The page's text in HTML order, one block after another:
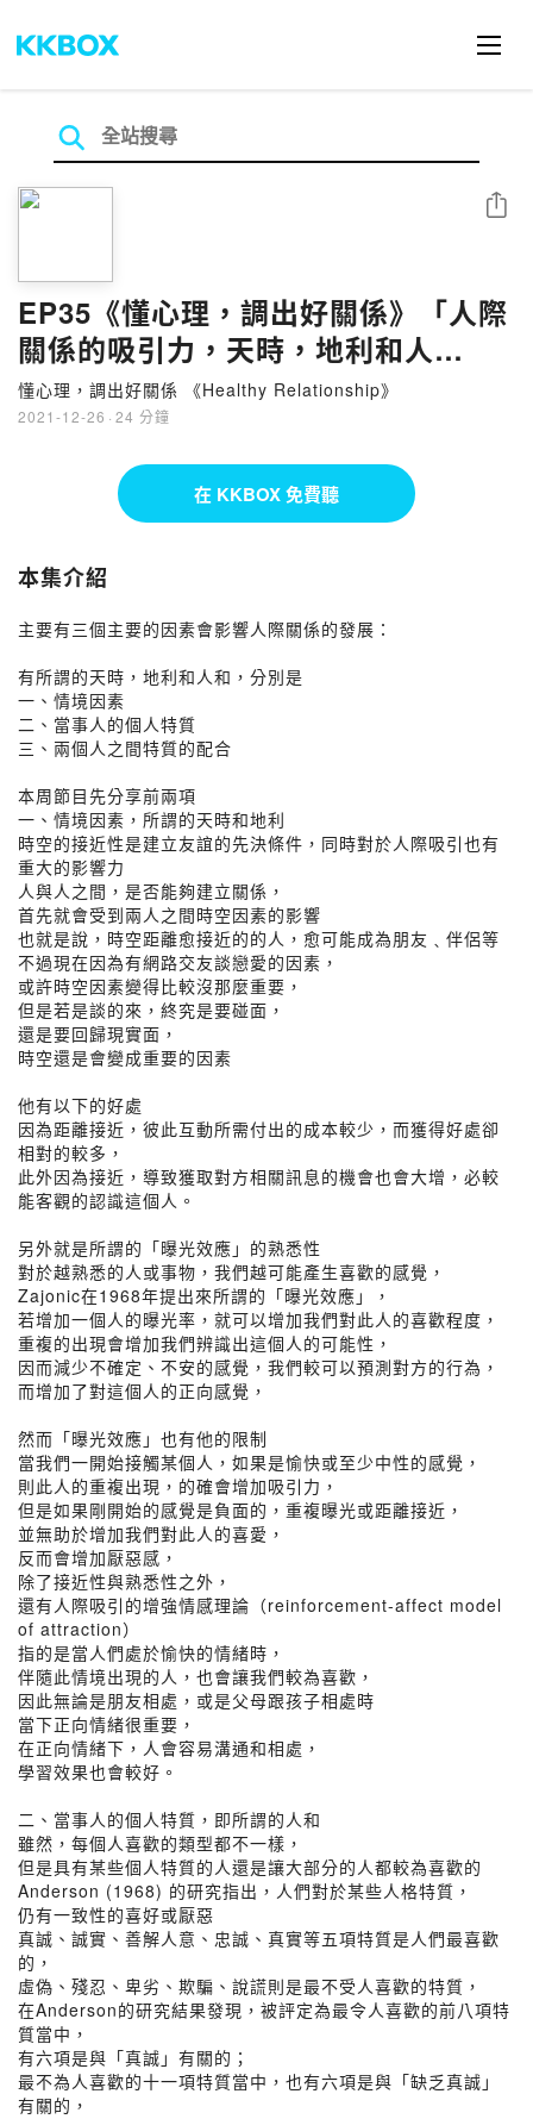
EP35《懂心理，調出好關係》「人際
關係的吸引力，天時，地利和人
和!!!」by 姜尚文心理師
懂心理，調出好關係 《Healthy Relationship》
2021-12-26 · 24 分鐘
分享
在 KKBOX 免費聽
本集介紹
主要有三個主要的因素會影響人際關係的發展：
有所謂的天時，地利和人和，分別是
一、情境因素
二、當事人的個人特質
三、兩個人之間特質的配合
本周節目先分享前兩項
一、情境因素，所謂的天時和地利
時空的接近性是建立友誼的先決條件，同時對於人際吸引也有
重大的影響力
人與人之間，是否能夠建立關係，
首先就會受到兩人之間時空因素的影響
也就是說，時空距離愈接近的的人，愈可能成為朋友﹑伴侶等
不過現在因為有網路交友談戀愛的因素，
或許時空因素變得比較沒那麼重要，
但是若是談的來，終究是要碰面，
還是要回歸現實面，
時空還是會變成重要的因素
他有以下的好處
因為距離接近，彼此互動所需付出的成本較少，而獲得好處卻
相對的較多，
此外因為接近，導致獲取對方相關訊息的機會也會大增，必較
能客觀的認識這個人。
另外就是所謂的「曝光效應」的熟悉性
對於越熟悉的人或事物，我們越可能產生喜歡的感覺，
Zajonic在1968年提出來所謂的「曝光效應」，
若增加一個人的曝光率，就可以增加我們對此人的喜歡程度，
重複的出現會增加我們辨識出這個人的可能性，
因而減少不確定、不安的感覺，我們較可以預測對方的行為，
而增加了對這個人的正向感覺，
然而「曝光效應」也有他的限制
當我們一開始接觸某個人，如果是愉快或至少中性的感覺，
則此人的重複出現，的確會增加吸引力，
但是如果剛開始的感覺是負面的，重複曝光或距離接近，
並無助於增加我們對此人的喜愛，
反而會增加厭惡感，
除了接近性與熟悉性之外，
還有人際吸引的增強情感理論（reinforcement-affect model
of attraction）
指的是當人們處於愉快的情緒時，
伴隨此情境出現的人，也會讓我們較為喜歡，
因此無論是朋友相處，或是父母跟孩子相處時
當下正向情緒很重要，
在正向情緒下，人會容易溝通和相處，
學習效果也會較好。
二、當事人的個人特質，即所謂的人和
雖然，每個人喜歡的類型都不一樣，
但是具有某些個人特質的人還是讓大部分的人都較為喜歡的
Anderson (1968) 的研究指出，人們對於某些人格特質，
仍有一致性的喜好或厭惡
真誠、誠實、善解人意、忠誠、真實等五項特質是人們最喜歡
的，
虛偽、殘忍、卑劣、欺騙、說謊則是最不受人喜歡的特質，
在Anderson的研究結果發現，被評定為最令人喜歡的前八項特
質當中，
有六項是與「真誠」有關的；
最不為人喜歡的十一項特質當中，也有六項是與「缺乏真誠」
有關的，